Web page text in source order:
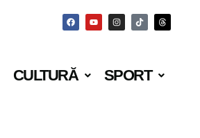
CULTURĂ SPORT